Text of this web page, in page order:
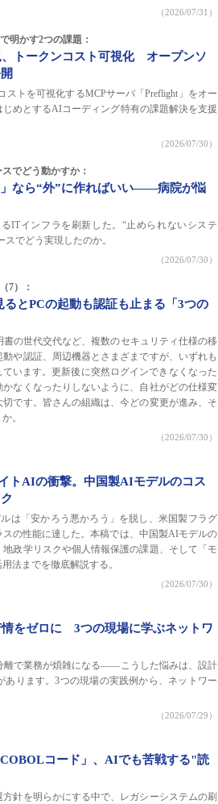
（2026/07/31）
明かす2つの課題：
トークンコスト可視化 オープンソ
トを可視化するMCPサーバ「Preflight」をオー
めとするAIコーディング特有の課題解決を支援
（2026/07/30）
でどう動かすか：
」なら“外”に作ればいい――病院が悩
ITインフラを刷新した。“止められないシステ
でどう実現したのか。
（2026/07/30）
7）：
とPCの起動も認証も止まる「3つの
書の世代交代など、複数のセキュリティ仕様の移
や認証、周辺機器とさまざまですが、いずれも
います。更新後に突然ログインできなくなった
なくなったりしないように、自社がどの仕様変
です。皆さんの組織は、今どの変更が進み、そ
。
（2026/07/30）
トAIの衝撃。中国製AIモデルのコス
は「安かろう悪かろう」を脱し、米国製フラグ
の性能に達した。本稿では、中国製AIモデルの
政学リスクや個人情報保護の課題、そして「モ
法までを徹底解説する。
（2026/07/30）
情をゼロに 3つの現場に学ぶネットワ
離で業務が煩雑になる――こうした悩みは、設計
ります。3つの現場の実践例から、ネットワー
（2026/07/29）
コード」、AIでも苦戦する"読
針を明らかにする中で、レガシーシステムの刷